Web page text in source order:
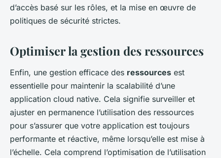
d’accès basé sur les rôles, et la mise en œuvre de
politiques de sécurité strictes.
Optimiser la gestion des ressources
Enfin, une gestion efficace des ressources est
essentielle pour maintenir la scalabilité d’une
application cloud native. Cela signifie surveiller et
ajuster en permanence l’utilisation des ressources
pour s’assurer que votre application est toujours
performante et réactive, même lorsqu’elle est mise à
l’échelle. Cela comprend l’optimisation de l’utilisation